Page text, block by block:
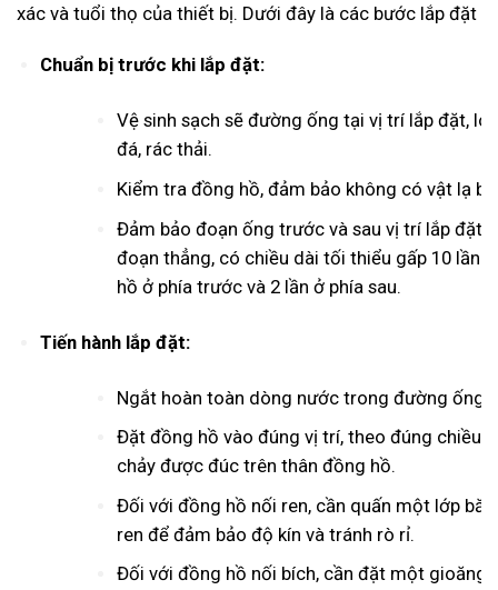
xác và tuổi thọ của thiết bị. Dưới đây là các bước lắp đặt
Chuẩn bị trước khi lắp đặt:
Vệ sinh sạch sẽ đường ống tại vị trí lắp đặt,
đá, rác thải.
Kiểm tra đồng hồ, đảm bảo không có vật lạ bị
Đảm bảo đoạn ống trước và sau vị trí lắp đặt
đoạn thẳng, có chiều dài tối thiểu gấp 10 lần
hồ ở phía trước và 2 lần ở phía sau.
Tiến hành lắp đặt:
Ngắt hoàn toàn dòng nước trong đường ống.
Đặt đồng hồ vào đúng vị trí, theo đúng chiều
chảy được đúc trên thân đồng hồ.
Đối với đồng hồ nối ren, cần quấn một lớp
ren để đảm bảo độ kín và tránh rò rỉ.
Đối với đồng hồ nối bích, cần đặt một gioăng